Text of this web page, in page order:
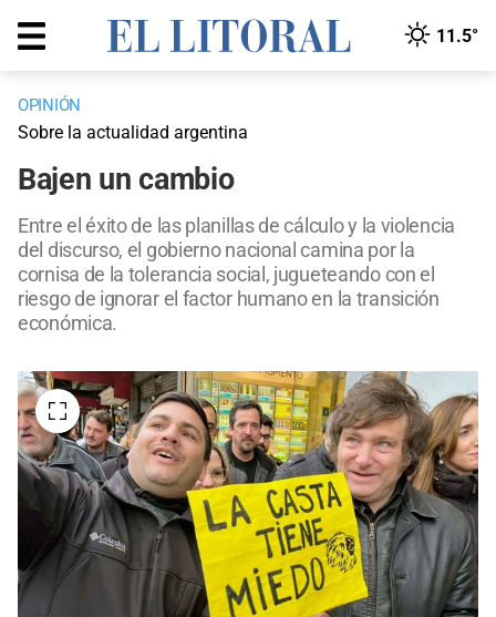
11.5°
OPINIÓN
Sobre la actualidad argentina
Bajen un cambio
Entre el éxito de las planillas de cálculo y la violencia
del discurso, el gobierno nacional camina por la
cornisa de la tolerancia social, jugueteando con el
riesgo de ignorar el factor humano en la transición
económica.